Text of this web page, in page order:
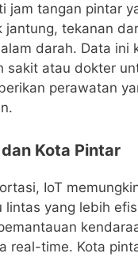
jam tangan pintar
jantung, tekanan
darah. Data ini
sakit atau dokter
perawatan
Kota Pintar
IoT
lintas yang lebih
real-time. Kota